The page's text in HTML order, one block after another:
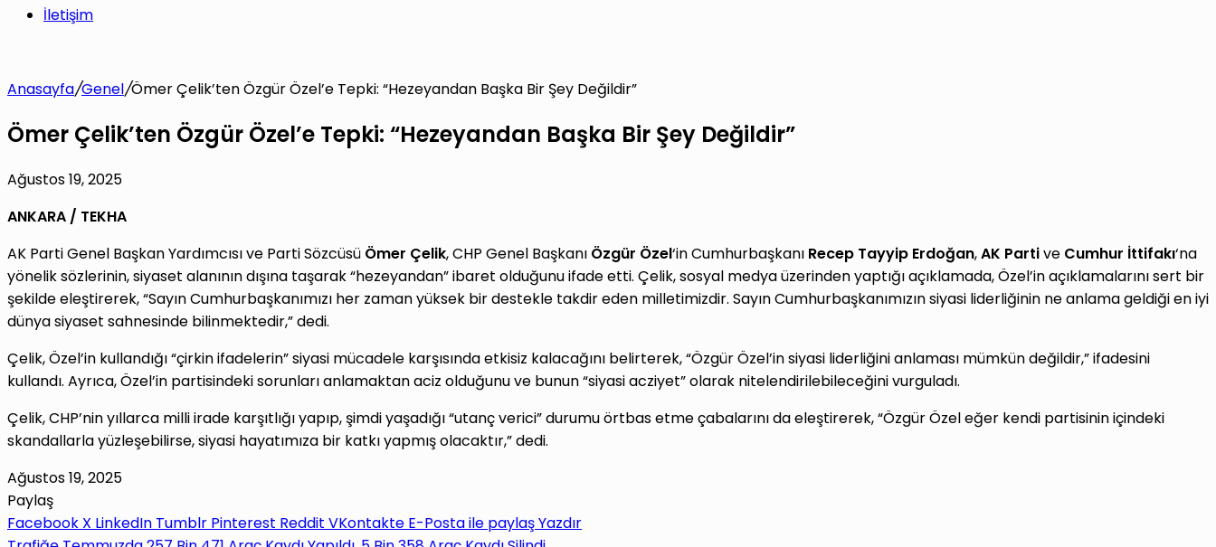
İletişim
Anasayfa/Genel/Ömer Çelik’ten Özgür Özel’e Tepki: “Hezeyandan Başka Bir Şey Değildir”
Ömer Çelik’ten Özgür Özel’e Tepki: “Hezeyandan Başka Bir Şey Değildir”
Ağustos 19, 2025
ANKARA / TEKHA
AK Parti Genel Başkan Yardımcısı ve Parti Sözcüsü Ömer Çelik, CHP Genel Başkanı Özgür Özel‘in Cumhurbaşkanı Recep Tayyip Erdoğan,AK Partive Cumhur İttifakı‘na
yönelik sözlerinin, siyaset alanının dışına taşarak “hezeyandan” ibaret olduğunu ifade etti. Çelik, sosyal medya üzerinden yaptığı açıklamada, Özel’in açıklamalarını sert bir
şekilde eleştirerek, “Sayın Cumhurbaşkanımızı her zaman yüksek bir destekle takdir eden milletimizdir. Sayın Cumhurbaşkanımızın siyasi liderliğinin ne anlama geldiği en iyi
dünya siyaset sahnesinde bilinmektedir,” dedi.
Çelik, Özel’in kullandığı “çirkin ifadelerin” siyasi mücadele karşısında etkisiz kalacağını belirterek, “Özgür Özel’in siyasi liderliğini anlaması mümkün değildir,” ifadesini
kullandı. Ayrıca, Özel’in partisindeki sorunları anlamaktan aciz olduğunu ve bunun “siyasi acziyet” olarak nitelendirilebileceğini vurguladı.
Çelik, CHP’nin yıllarca milli irade karşıtlığı yapıp, şimdi yaşadığı “utanç verici” durumu örtbas etme çabalarını da eleştirerek, “Özgür Özel eğer kendi partisinin içindeki
skandallarla yüzleşebilirse, siyasi hayatımıza bir katkı yapmış olacaktır,” dedi.
Ağustos 19, 2025
Paylaş
Facebook X LinkedIn Tumblr Pinterest Reddit VKontakte E-Posta ile paylaşYazdır